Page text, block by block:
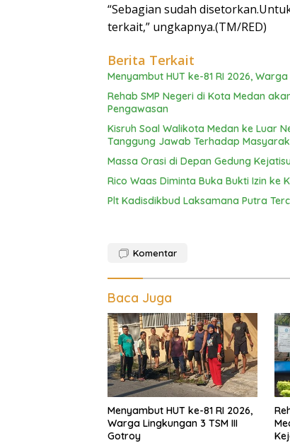
“Sebagian sudah
terkait,” ungkapnya.(TM/RED)
Berita Terkait
Menyambut HUT ke-81 RI 2026,
Rehab SMP Negeri di Kota Medan
Pengawasan
Kisruh Soal Walikota Medan ke Luar
Tanggung Jawab Terhadap
Massa Orasi di Depan Gedung
Rico Waas Diminta Buka Bukti Izin ke
Plt Kadisdikbud Laksamana Putra
Komentar
Baca Juga
Menyambut HUT ke-81 RI 2026,
Warga Lingkungan 3 TSM III
Gotroy